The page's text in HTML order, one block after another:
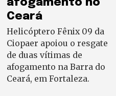
Ceará
Helicóptero Fênix 09 da
Ciopaer apoiou o resgate
de duas vítimas de
afogamento na Barra do
Ceará, em Fortaleza.